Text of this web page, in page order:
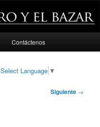
Contáctenos
Select Language ▼
Siguiente →